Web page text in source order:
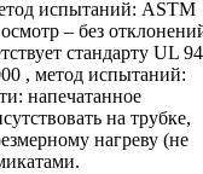
испытаний: ASTM
– без
стандарту UL 94
, метод испытаний:
напечатанное
на трубке,
нагреву (не